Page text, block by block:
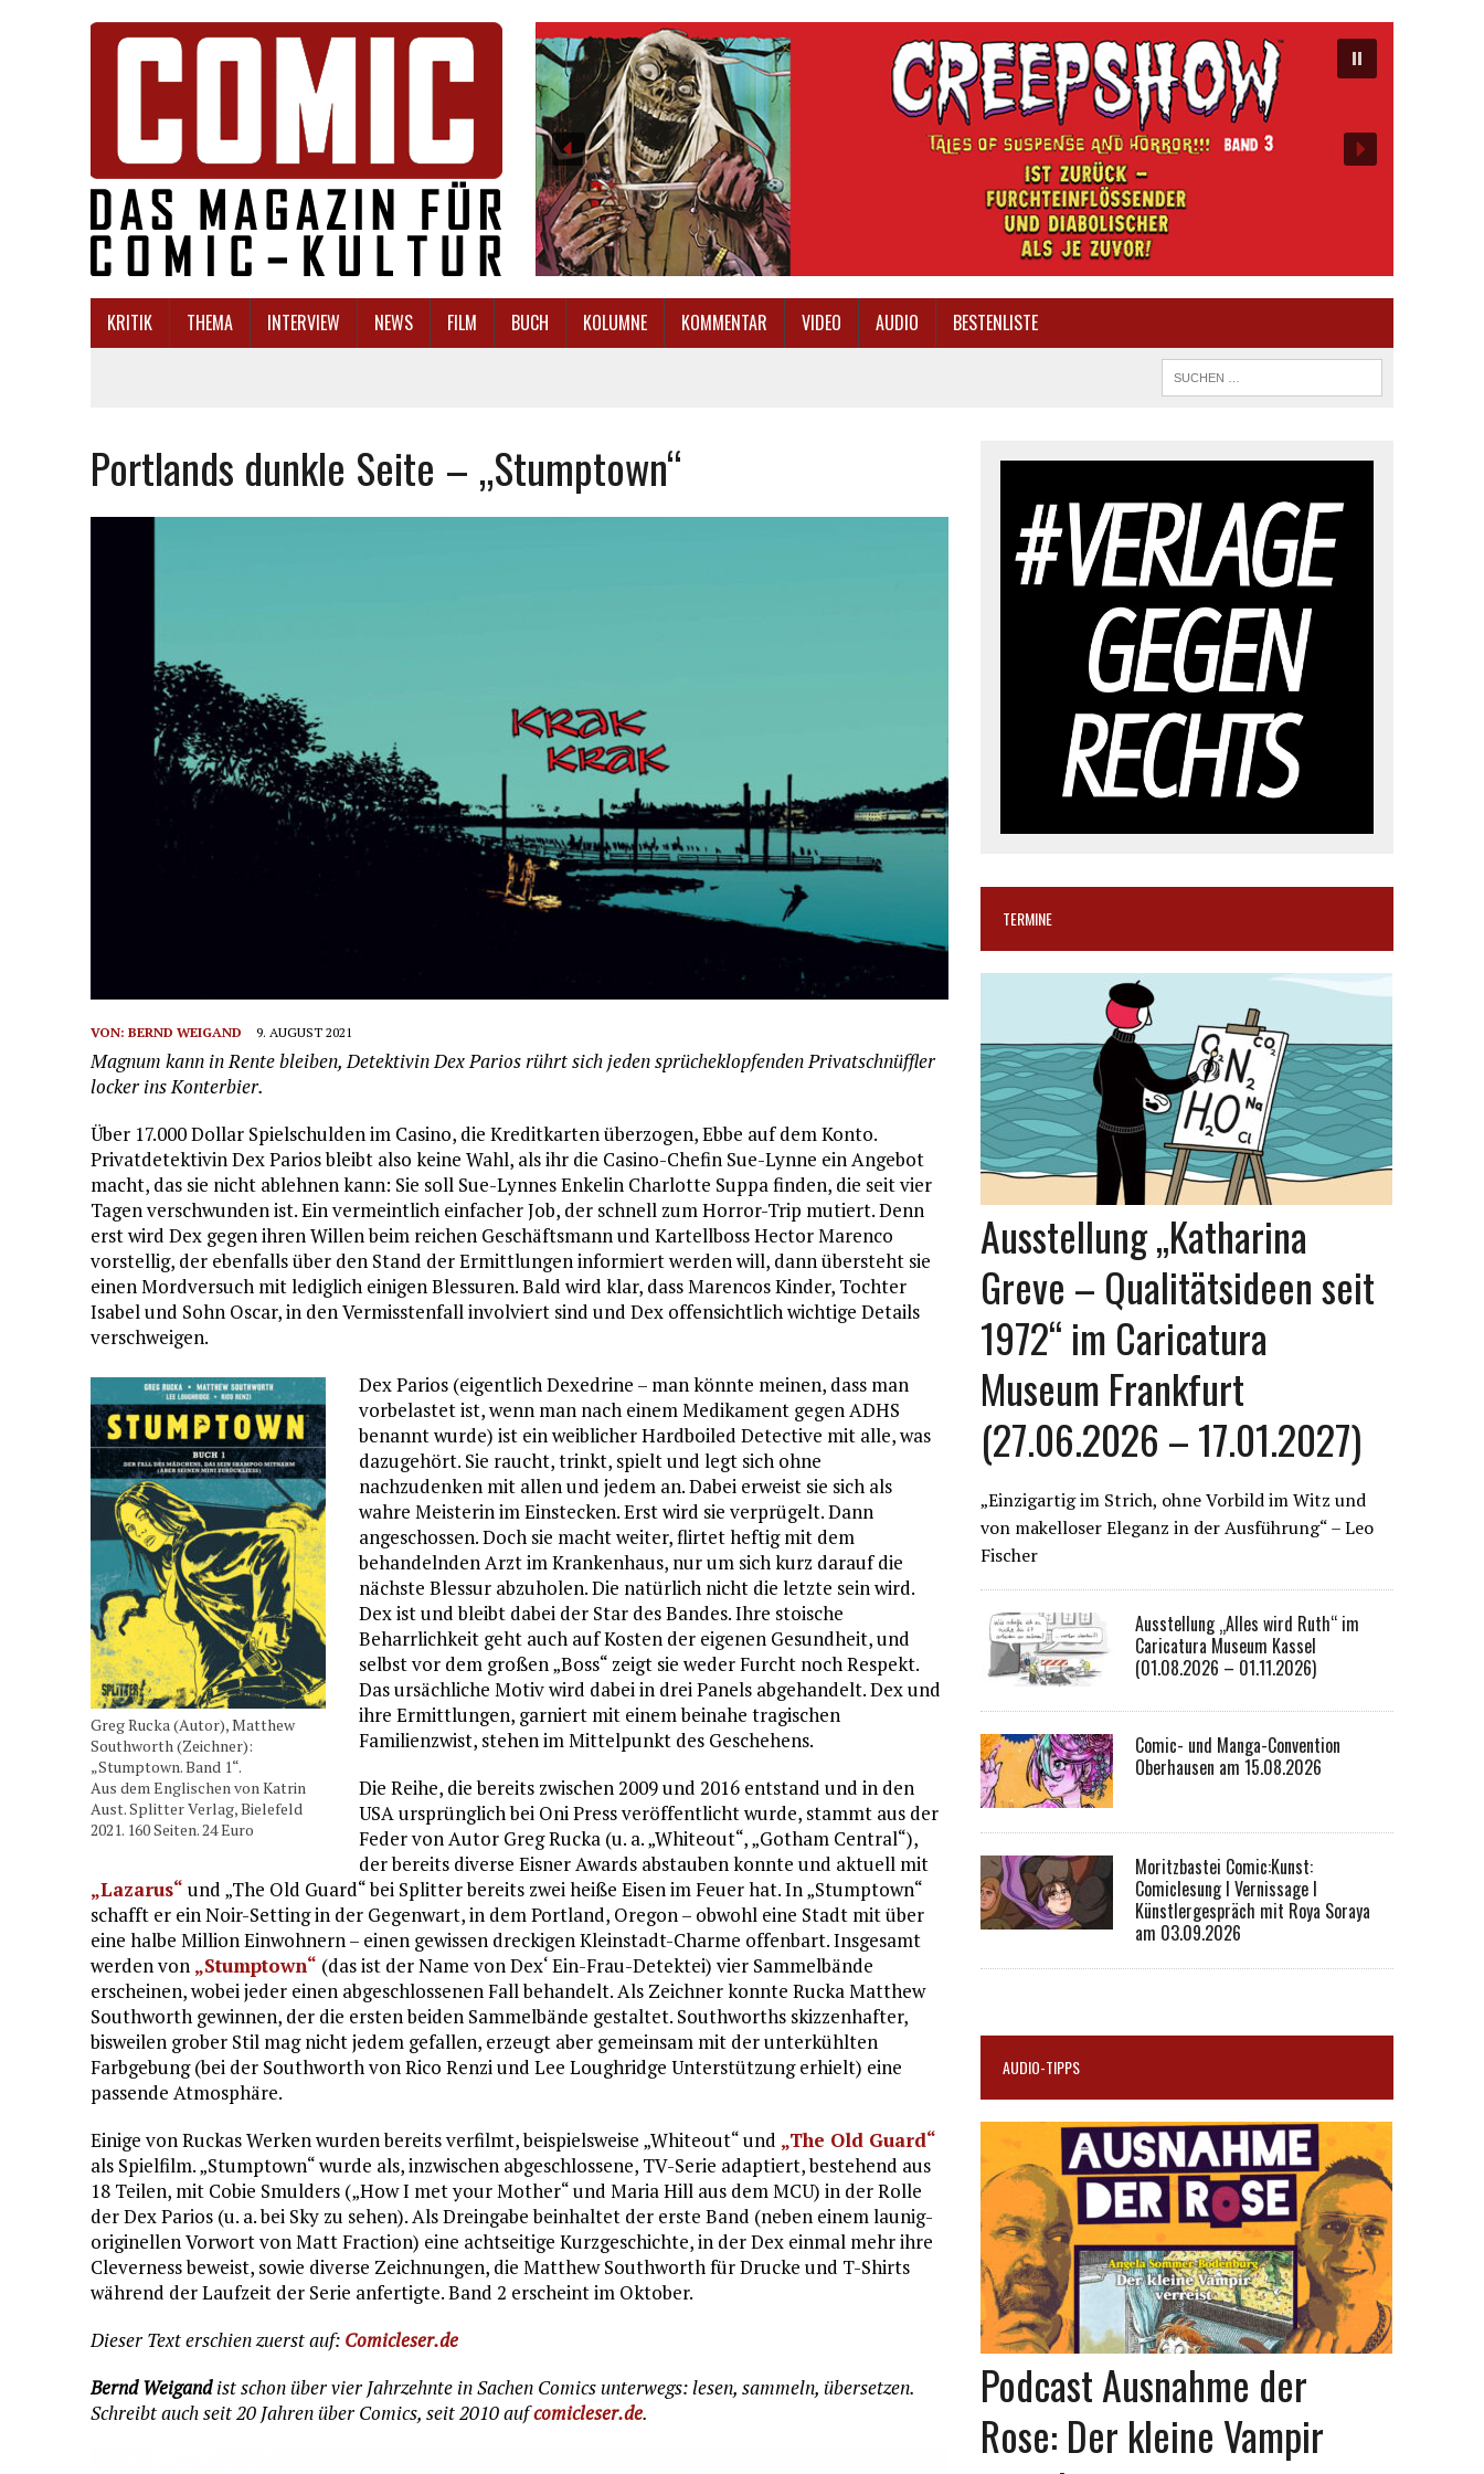
KRITIK THEMA INTERVIEW NEWS FILM BUCH KOLUMNE KOMMENTAR VIDEO AUDIO BESTENLISTE
Portlands dunkle Seite – „Stumptown“
VON: BERND WEIGAND 9. AUGUST 2021
Magnum kann in Rente bleiben, Detektivin Dex Parios rührt sich jeden sprücheklopfenden Privatschnüffler
locker ins Konterbier.
Über 17.000 Dollar Spielschulden im Casino, die Kreditkarten überzogen, Ebbe auf dem Konto.
Privatdetektivin Dex Parios bleibt also keine Wahl, als ihr die Casino-Chefin Sue-Lynne ein Angebot
macht, das sie nicht ablehnen kann: Sie soll Sue-Lynnes Enkelin Charlotte Suppa finden, die seit vier
Tagen verschwunden ist. Ein vermeintlich einfacher Job, der schnell zum Horror-Trip mutiert. Denn
erst wird Dex gegen ihren Willen beim reichen Geschäftsmann und Kartellboss Hector Marenco
vorstellig, der ebenfalls über den Stand der Ermittlungen informiert werden will, dann übersteht sie
einen Mordversuch mit lediglich einigen Blessuren. Bald wird klar, dass Marencos Kinder, Tochter
Isabel und Sohn Oscar, in den Vermisstenfall involviert sind und Dex offensichtlich wichtige Details
verschweigen.
Greg Rucka (Autor), Matthew
Southworth (Zeichner):
„Stumptown. Band 1“.
Aus dem Englischen von Katrin
Aust. Splitter Verlag, Bielefeld
2021. 160 Seiten. 24 Euro
Dex Parios (eigentlich Dexedrine – man könnte meinen, dass man
vorbelastet ist, wenn man nach einem Medikament gegen ADHS
benannt wurde) ist ein weiblicher Hardboiled Detective mit alle, was
dazugehört. Sie raucht, trinkt, spielt und legt sich ohne
nachzudenken mit allen und jedem an. Dabei erweist sie sich als
wahre Meisterin im Einstecken. Erst wird sie verprügelt. Dann
angeschossen. Doch sie macht weiter, flirtet heftig mit dem
behandelnden Arzt im Krankenhaus, nur um sich kurz darauf die
nächste Blessur abzuholen. Die natürlich nicht die letzte sein wird.
Dex ist und bleibt dabei der Star des Bandes. Ihre stoische
Beharrlichkeit geht auch auf Kosten der eigenen Gesundheit, und
selbst vor dem großen „Boss“ zeigt sie weder Furcht noch Respekt.
Das ursächliche Motiv wird dabei in drei Panels abgehandelt. Dex und
ihre Ermittlungen, garniert mit einem beinahe tragischen
Familienzwist, stehen im Mittelpunkt des Geschehens.
Die Reihe, die bereits zwischen 2009 und 2016 entstand und in den
USA ursprünglich bei Oni Press veröffentlicht wurde, stammt aus der
Feder von Autor Greg Rucka (u. a. „Whiteout“, „Gotham Central“),
der bereits diverse Eisner Awards abstauben konnte und aktuell mit
„Lazarus“ und „The Old Guard“ bei Splitter bereits zwei heiße Eisen im Feuer hat. In „Stumptown“
schafft er ein Noir-Setting in der Gegenwart, in dem Portland, Oregon – obwohl eine Stadt mit über
eine halbe Million Einwohnern – einen gewissen dreckigen Kleinstadt-Charme offenbart. Insgesamt
werden von „Stumptown“ (das ist der Name von Dex‘ Ein-Frau-Detektei) vier Sammelbände
erscheinen, wobei jeder einen abgeschlossenen Fall behandelt. Als Zeichner konnte Rucka Matthew
Southworth gewinnen, der die ersten beiden Sammelbände gestaltet. Southworths skizzenhafter,
bisweilen grober Stil mag nicht jedem gefallen, erzeugt aber gemeinsam mit der unterkühlten
Farbgebung (bei der Southworth von Rico Renzi und Lee Loughridge Unterstützung erhielt) eine
passende Atmosphäre.
Einige von Ruckas Werken wurden bereits verfilmt, beispielsweise „Whiteout“ und „The Old Guard“
als Spielfilm. „Stumptown“ wurde als, inzwischen abgeschlossene, TV-Serie adaptiert, bestehend aus
18 Teilen, mit Cobie Smulders („How I met your Mother“ und Maria Hill aus dem MCU) in der Rolle
der Dex Parios (u. a. bei Sky zu sehen). Als Dreingabe beinhaltet der erste Band (neben einem launig-
originellen Vorwort von Matt Fraction) eine achtseitige Kurzgeschichte, in der Dex einmal mehr ihre
Cleverness beweist, sowie diverse Zeichnungen, die Matthew Southworth für Drucke und T-Shirts
während der Laufzeit der Serie anfertigte. Band 2 erscheint im Oktober.
Dieser Text erschien zuerst auf: Comicleser.de
Bernd Weigandist schon über vier Jahrzehnte in Sachen Comics unterwegs: lesen, sammeln, übersetzen.
Schreibt auch seit 20 Jahren über Comics, seit 2010 aufcomicleser.de.
TERMINE
Ausstellung „Katharina
Greve – Qualitätsideen seit
1972“ im Caricatura
Museum Frankfurt
(27.06.2026 – 17.01.2027)
„Einzigartig im Strich, ohne Vorbild im Witz und
von makelloser Eleganz in der Ausführung“ – Leo
Fischer
Ausstellung „Alles wird Ruth“ im
Caricatura Museum Kassel
(01.08.2026 – 01.11.2026)
Comic- und Manga-Convention
Oberhausen am 15.08.2026
Moritzbastei Comic:Kunst:
Comiclesung I Vernissage I
Künstlergespräch mit Roya Soraya
am 03.09.2026
AUDIO-TIPPS
Podcast Ausnahme der
Rose: Der kleine Vampir